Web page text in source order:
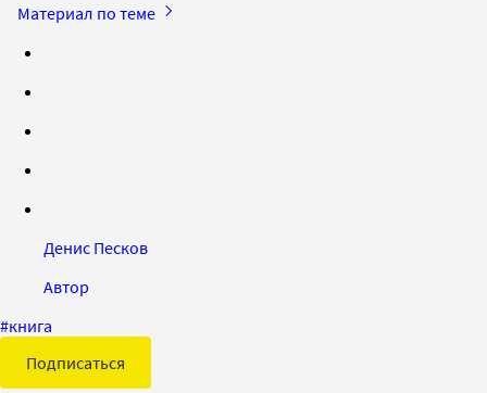
Материал по теме
Денис Песков
Автор
#книга
Подписаться